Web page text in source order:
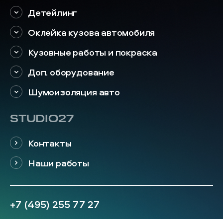
Детейлинг
Оклейка кузова автомобиля
Кузовные работы и покраска
Доп. оборудование
Шумоизоляция авто
STUDIO27
Контакты
Наши работы
+7 (495) 255 77 27